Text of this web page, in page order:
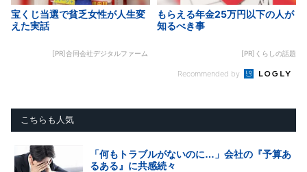
宝くじ当選で貧乏女性が人生変
えた実話
[PR]合同会社デジタルファーム
もらえる年金25万円以下の人が
知るべき事
[PR]くらしの話題
Recommended by
こちらも人気
「何もトラブルがないのに…」会社の『予算あ
るある』に共感続々